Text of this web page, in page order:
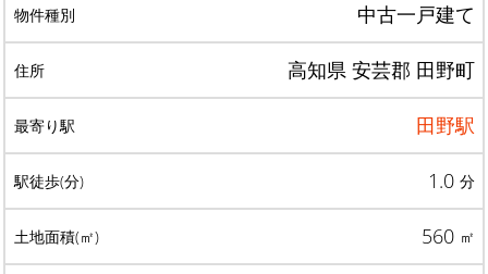
中古一戸建て
高知県 安芸郡 田野町
田野駅
1.0 分
560 ㎡